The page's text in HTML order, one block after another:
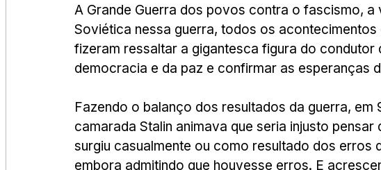
A Grande Guerra dos povos contra o fascismo, a
Soviética nessa guerra, todos os
fizeram ressaltar a gigantesca figura do
democracia e da paz e confirmar as esperanças
Fazendo o balanço dos resultados da guerra, em
camarada Stalin animava que seria injusto pensar
surgiu casualmente ou como resultado dos erros
embora admitindo que houvesse erros. E